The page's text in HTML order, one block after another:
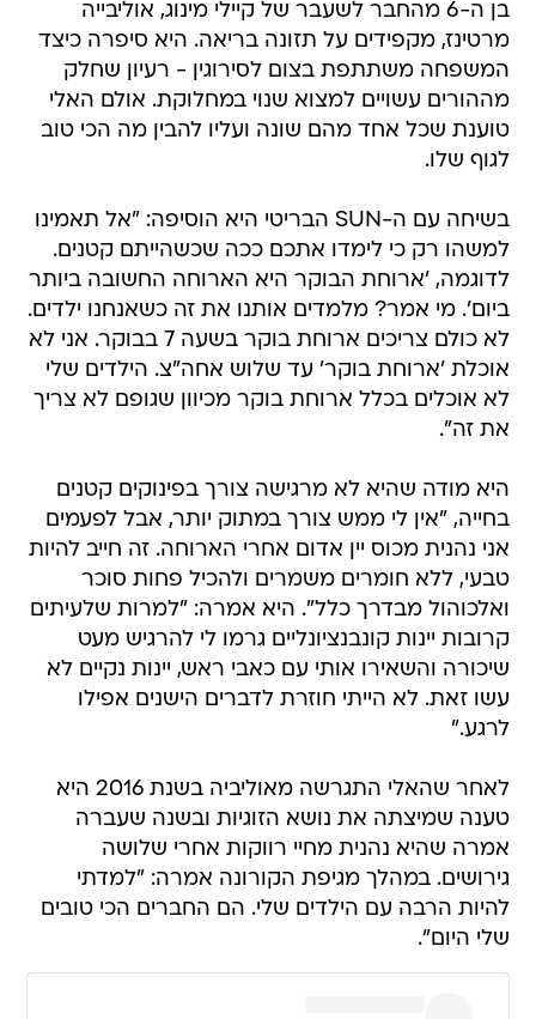
בן ה-6 מהחבר לשעבר של קיילי מינוג, אוליבייה
מרטינז, מקפידים על תזונה בריאה. היא סיפרה כיצד
המשפחה משתתפת בצום לסירוגין - רעיון שחלק
מההורים עשויים למצוא שנוי במחלוקת. אולם האלי
טוענת שכל אחד מהם שונה ועליו להבין מה הכי טוב
לגוף שלו.
בשיחה עם ה-SUN הבריטי היא הוסיפה: "אל תאמינו
למשהו רק כי לימדו אתכם ככה שכשהייתם קטנים.
לדוגמה, 'ארוחת הבוקר היא הארוחה החשובה ביותר
ביום'. מי אמר? מלמדים אותנו את זה כשאנחנו ילדים.
לא כולם צריכים ארוחת בוקר בשעה 7 בבוקר. אני לא
אוכלת 'ארוחת בוקר' עד שלוש אחה"צ. הילדים שלי
לא אוכלים בכלל ארוחת בוקר מכיוון שגופם לא צריך
את זה".
היא מודה שהיא לא מרגישה צורך בפינוקים קטנים
בחייה, "אין לי ממש צורך במתוק יותר, אבל לפעמים
אני נהנית מכוס יין אדום אחרי הארוחה. זה חייב להיות
טבעי, ללא חומרים משמרים ולהכיל פחות סוכר
ואלכוהול מבדרך כלל". היא אמרה: "למרות שלעיתים
קרובות יינות קונבנציונליים גרמו לי להרגיש מעט
שיכורה והשאירו אותי עם כאבי ראש, יינות נקיים לא
עשו זאת. לא הייתי חוזרת לדברים הישנים אפילו
לרגע."
לאחר שהאלי התגרשה מאוליביה בשנת 2016 היא
טענה שמיצתה את נושא הזוגיות ובשנה שעברה
אמרה שהיא נהנית מחיי רווקות אחרי שלושה
גירושים. במהלך מגיפת הקורונה אמרה: "למדתי
להיות הרבה עם הילדים שלי. הם החברים הכי טובים
שלי היום".